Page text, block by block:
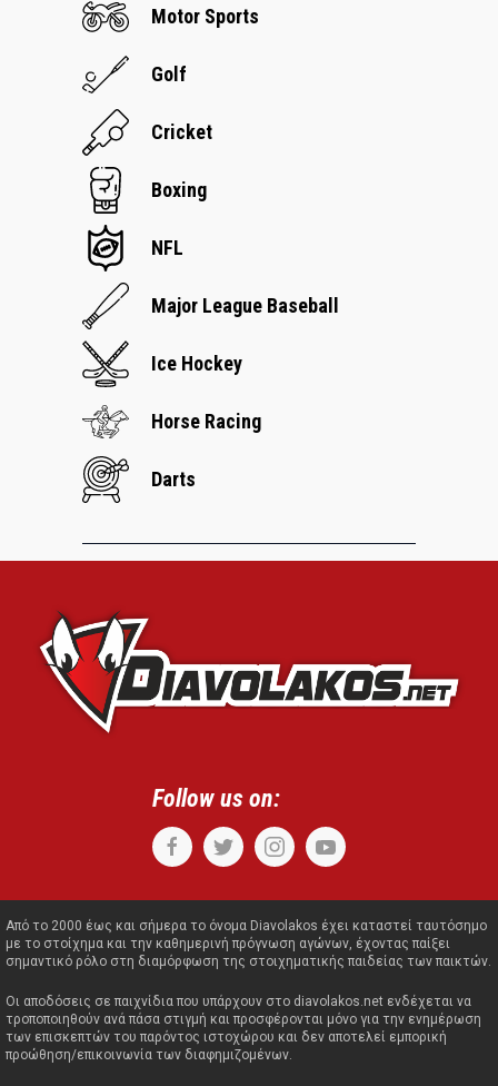
Motor Sports
Golf
Cricket
Boxing
NFL
Major League Baseball
Ice Hockey
Horse Racing
Darts
Follow us on:
Από το 2000 έως και σήμερα το όνομα Diavolakos έχει καταστεί ταυτόσημο
με το στοίχημα και την καθημερινή πρόγνωση αγώνων, έχοντας παίξει
σημαντικό ρόλο στη διαμόρφωση της στοιχηματικής παιδείας των παικτών.
Οι αποδόσεις σε παιχνίδια που υπάρχουν στο diavolakos.net ενδέχεται να
τροποποιηθούν ανά πάσα στιγμή και προσφέρονται μόνο για την ενημέρωση
των επισκεπτών του παρόντος ιστοχώρου και δεν αποτελεί εμπορική
προώθηση/επικοινωνία των διαφημιζομένων.